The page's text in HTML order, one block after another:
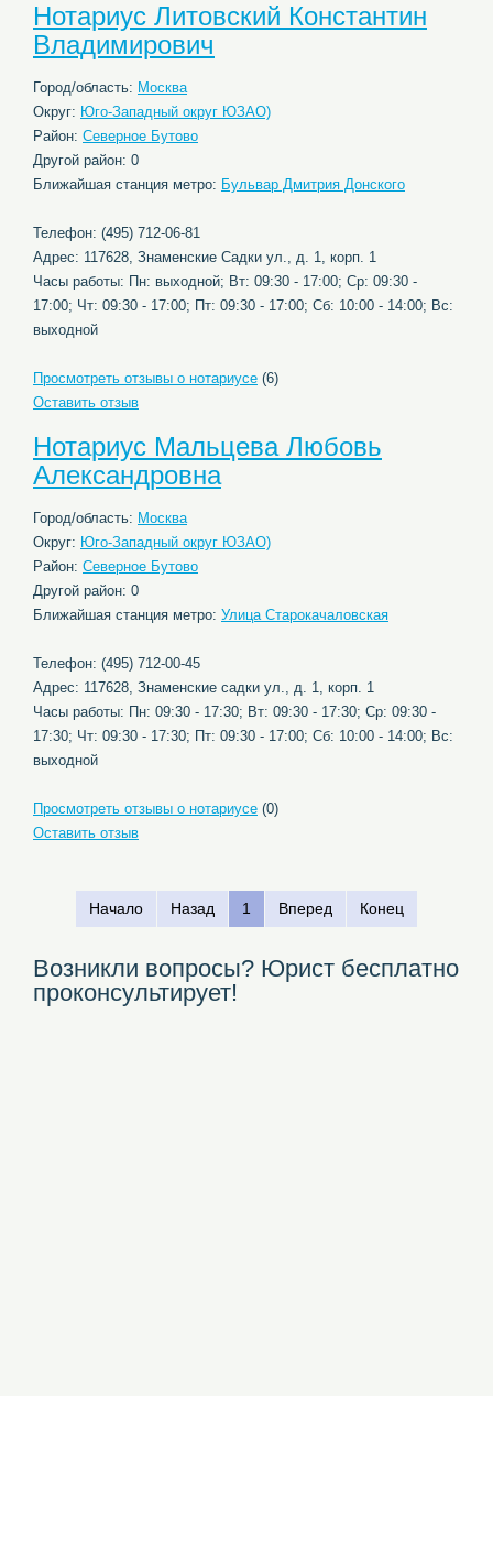
Нотариус Литовский Константин
Владимирович
Город/область: Москва
Округ: Юго-Западный округ ЮЗАО)
Район: Северное Бутово
Другой район: 0
Ближайшая станция метро: Бульвар Дмитрия Донского
Телефон: (495) 712-06-81
Адрес: 117628, Знаменские Садки ул., д. 1, корп. 1
Часы работы: Пн: выходной; Вт: 09:30 - 17:00; Ср: 09:30 -
17:00; Чт: 09:30 - 17:00; Пт: 09:30 - 17:00; Сб: 10:00 - 14:00; Вс:
выходной
Просмотреть отзывы о нотариусе (6)
Оставить отзыв
Нотариус Мальцева Любовь
Александровна
Город/область: Москва
Округ: Юго-Западный округ ЮЗАО)
Район: Северное Бутово
Другой район: 0
Ближайшая станция метро: Улица Старокачаловская
Телефон: (495) 712-00-45
Адрес: 117628, Знаменские садки ул., д. 1, корп. 1
Часы работы: Пн: 09:30 - 17:30; Вт: 09:30 - 17:30; Ср: 09:30 -
17:30; Чт: 09:30 - 17:30; Пт: 09:30 - 17:00; Сб: 10:00 - 14:00; Вс:
выходной
Просмотреть отзывы о нотариусе (0)
Оставить отзыв
Начало Назад 1 Вперед Конец
Возникли вопросы? Юрист бесплатно
проконсультирует!